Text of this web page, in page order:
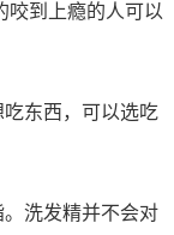
咬到上瘾的人可以
东西，可以选吃
洗发精并不会对